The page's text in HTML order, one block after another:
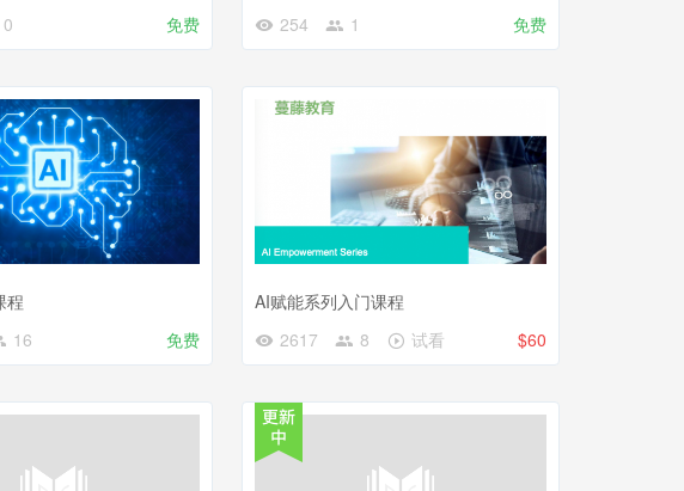
0 免费
254
1 免费
程
16 免费
AI赋能系列入门课程
2617
8 试看 $60